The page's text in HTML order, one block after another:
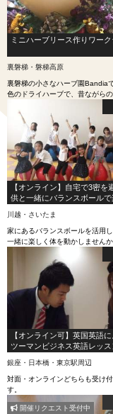
ミニハーブリース作りワー
裏磐梯・磐梯高原
裏磐梯の小さなハーブ園Bandia
色のドライハーブで、昔ながら
【オンライン】自宅で3密
供と一緒にバランスボールで
川越・さいたま
家にあるバランスボールを活用
一緒に楽しく体を動かしませんか
【オンライン可】英国英語
ツーマンビジネス英語レッス
銀座・日本橋・東京駅周辺
対面・オンラインどちらも受け
す。
開催リクエスト受付中